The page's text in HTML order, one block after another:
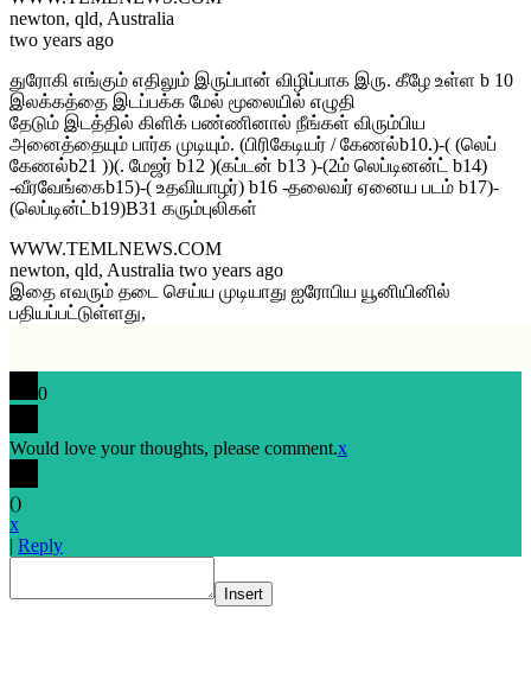
newton, qld, Australia
two years ago
துரோகி எங்கும் எதிலும் இருப்பான் விழிப்பாக இரு. கீழே உள்ள b 10
இலக்கத்தை இடப்பக்க மேல் மூலையில் எழுதி
தேடும் இடத்தில் கிளிக் பண்ணினால் நீங்கள் விரும்பிய
அனைத்தையும் பார்க முடியும். (பிரிகேடியர் / கேணல்b10.)-( (லெப்
கேணல்b21 ))(. மேஜர் b12 )(கப்டன் b13 )-(2ம் லெப்டினன்ட் b14)
-வீரவேங்கைb15)-( உதவியாழர்) b16 -தலைவர் ஏனைய படம் b17)-
(லெப்டின்ட்b19)B31 கரும்புலிகள்
WWW.TEMLNEWS.COM
newton, qld, Australia two years ago
இதை எவரும் தடை செய்ய முடியாது ஐரோபிய யூனியினில்
பதியப்பட்டுள்ளது,
0
Would love your thoughts, please comment.x
()
x
| Reply
Insert